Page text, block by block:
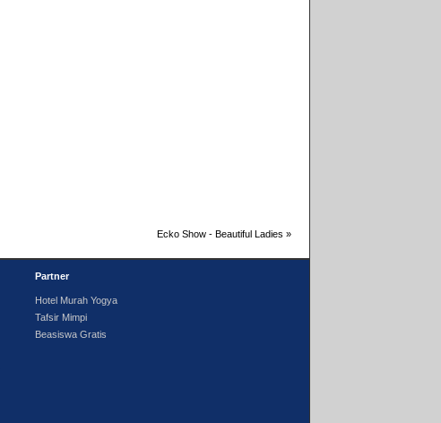
Ecko Show - Beautiful Ladies »
Partner
Hotel Murah Yogya
Tafsir Mimpi
Beasiswa Gratis